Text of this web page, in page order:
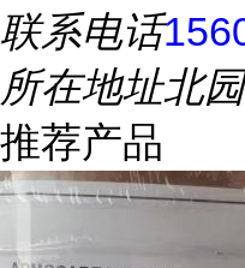
联系电话
所在地址北
推荐产品